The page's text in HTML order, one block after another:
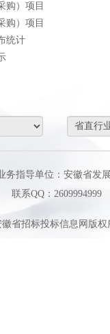
购）项目
购）项目
统计
务指导单位：安徽省发
联系QQ：2609994999
徽省招标投标信息网版